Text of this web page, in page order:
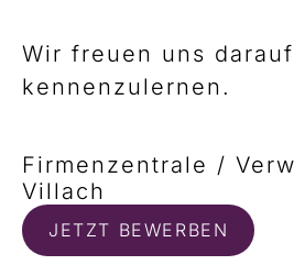
Wir freuen uns
kennenzulernen.
Firmenzentrale /
Villach
JETZT BEWERBEN